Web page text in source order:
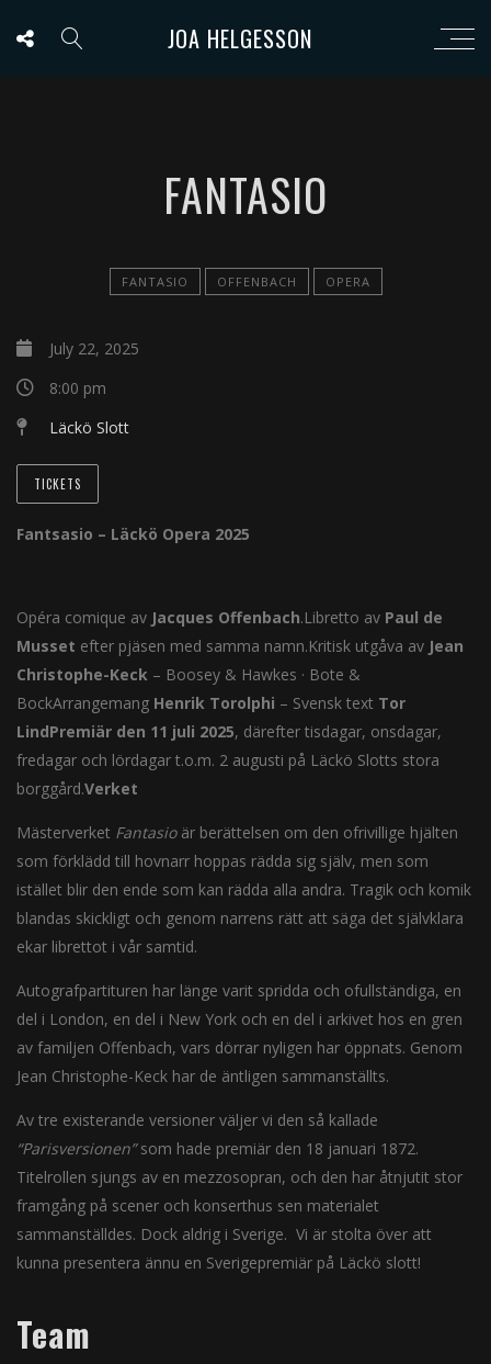
JOA HELGESSON
FANTASIO
FANTASIO OFFENBACH OPERA
July 22, 2025
8:00 pm
Läckö Slott
TICKETS
Fantsasio – Läckö Opera 2025
Opéra comique av Jacques Offenbach.Libretto av Paul de
Musset efter pjäsen med samma namn.Kritisk utgåva av Jean
Christophe-Keck – Boosey & Hawkes · Bote &
BockArrangemang Henrik Torolphi – Svensk text Tor
LindPremiär den 11 juli 2025, därefter tisdagar, onsdagar,
fredagar och lördagar t.o.m. 2 augusti på Läckö Slotts stora
borggård.Verket
Mästerverket Fantasio är berättelsen om den ofrivillige hjälten
som förklädd till hovnarr hoppas rädda sig själv, men som
istället blir den ende som kan rädda alla andra. Tragik och komik
blandas skickligt och genom narrens rätt att säga det självklara
ekar librettot i vår samtid.
Autografpartituren har länge varit spridda och ofullständiga, en
del i London, en del i New York och en del i arkivet hos en gren
av familjen Offenbach, vars dörrar nyligen har öppnats. Genom
Jean Christophe-Keck har de äntligen sammanställts.
Av tre existerande versioner väljer vi den så kallade
“Parisversionen”som hade premiär den 18 januari 1872.
Titelrollen sjungs av en mezzosopran, och den har åtnjutit stor
framgång på scener och konserthus sen materialet
sammanställdes. Dock aldrig i Sverige. Vi är stolta över att
kunna presentera ännu en Sverigepremiär på Läckö slott!
Team